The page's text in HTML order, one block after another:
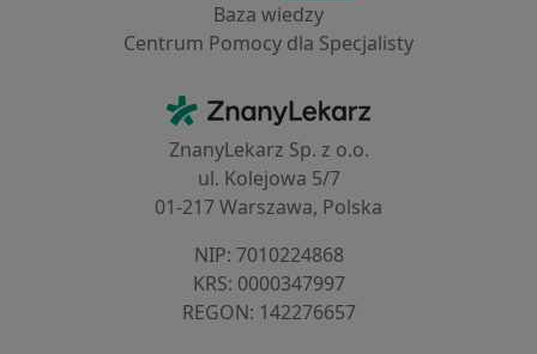
Baza wiedzy
Centrum Pomocy dla Specjalisty
ZnanyLekarz - Strona główna
ZnanyLekarz Sp. z o.o.
ul. Kolejowa 5/7
01-217 Warszawa, Polska
NIP: ⁠7010224868
KRS: ⁠0000347997
REGON: ⁠142276657